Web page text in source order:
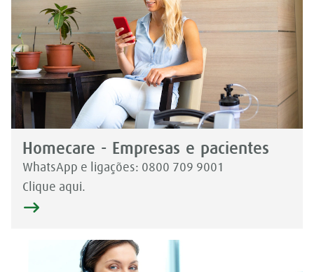
Homecare - Empresas e pacientes
WhatsApp e ligações: 0800 709 9001
Clique aqui.